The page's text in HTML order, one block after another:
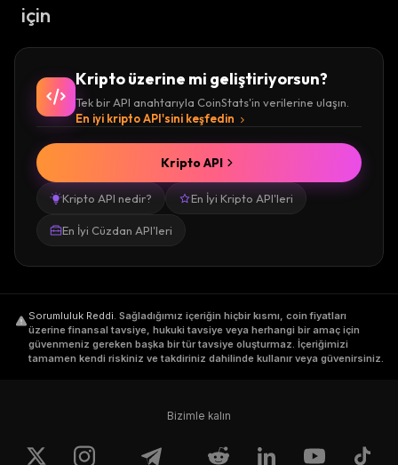
için
Kripto üzerine mi geliştiriyorsun?
Tek bir API anahtarıyla CoinStats'in verilerine ulaşın.
En iyi kripto API'sini keşfedin
Kripto API nedir? En İyi Kripto API'leri
En İyi Cüzdan API'leri
Kripto API
Sorumluluk Reddi. Sağladığımız içeriğin hiçbir kısmı, coin fiyatları
üzerine finansal tavsiye, hukuki tavsiye veya herhangi bir amaç için
güvenmeniz gereken başka bir tür tavsiye oluşturmaz. İçeriğimizi
tamamen kendi riskiniz ve takdiriniz dahilinde kullanır veya güvenirsiniz.
Bizimle kalın